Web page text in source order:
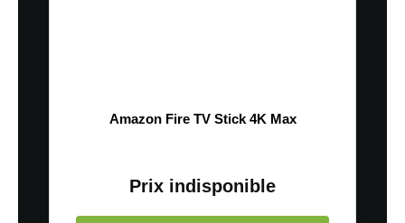
Amazon Fire TV Stick 4K Max
Prix indisponible